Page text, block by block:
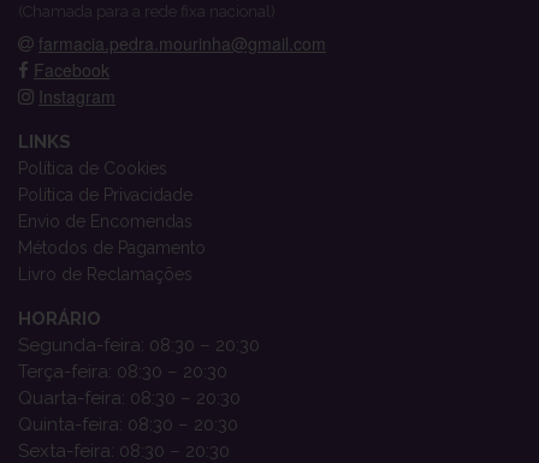
(Chamada para a rede fixa nacional)
farmacia.pedra.mourinha@gmail.com
Facebook
Instagram
LINKS
Política de Cookies
Política de Privacidade
Envio de Encomendas
Métodos de Pagamento
Livro de Reclamações
HORÁRIO
Segunda-feira: 08:30 – 20:30
Terça-feira: 08:30 – 20:30
Quarta-feira: 08:30 – 20:30
Quinta-feira: 08:30 – 20:30
Sexta-feira: 08:30 – 20:30